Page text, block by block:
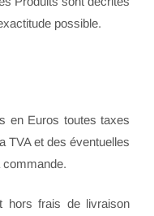
possible.
en Euros toutes taxes
TVA et des éventuelles
commande.
hors frais de livraison